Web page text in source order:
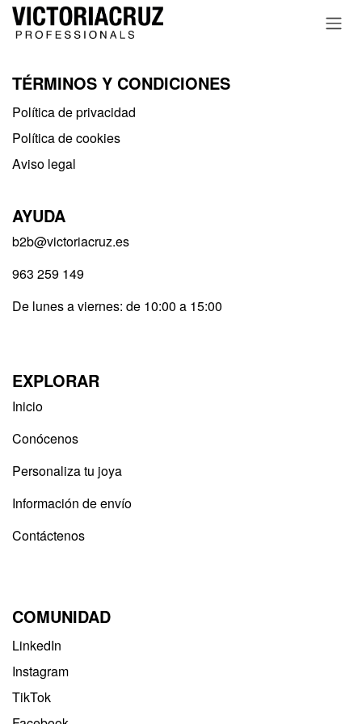
Ir al contenido
TÉRMINOS Y CONDICIONES
Política de privacidad​
Política de cookies
Aviso legal
AYUDA
b2b@victoriacruz.es
963 259 149
De lunes a viernes: de 10:00 a 15:00
EXPLORAR
Inicio
Conócenos
Personaliza tu joya
Información de envío
Contáctenos
COMUNIDAD
LinkedIn
Instagram
TikTok